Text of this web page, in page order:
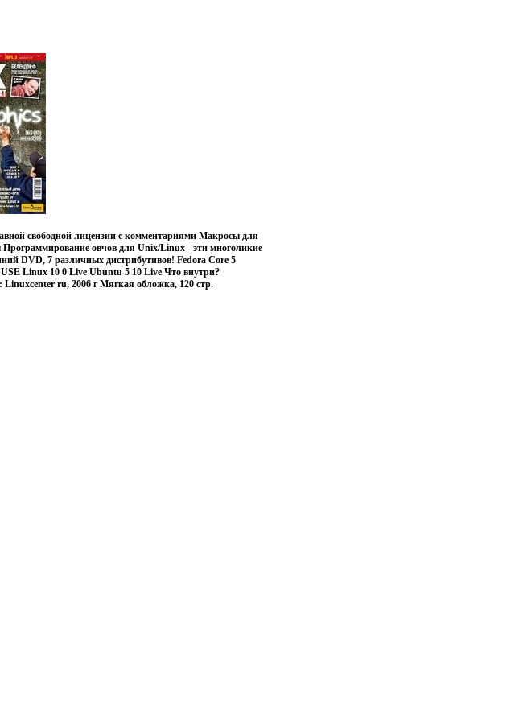
свободной лицензии с комментариями Макросы для
овчов для Unix/Linux - эти многоликие
DVD, 7 различных дистрибутивов! Fedora Core 5
Linux 10 0 Live Ubuntu 5 10 Live Что внутри?
Linuxcenter ru, 2006 г Мягкая обложка, 120 стр.